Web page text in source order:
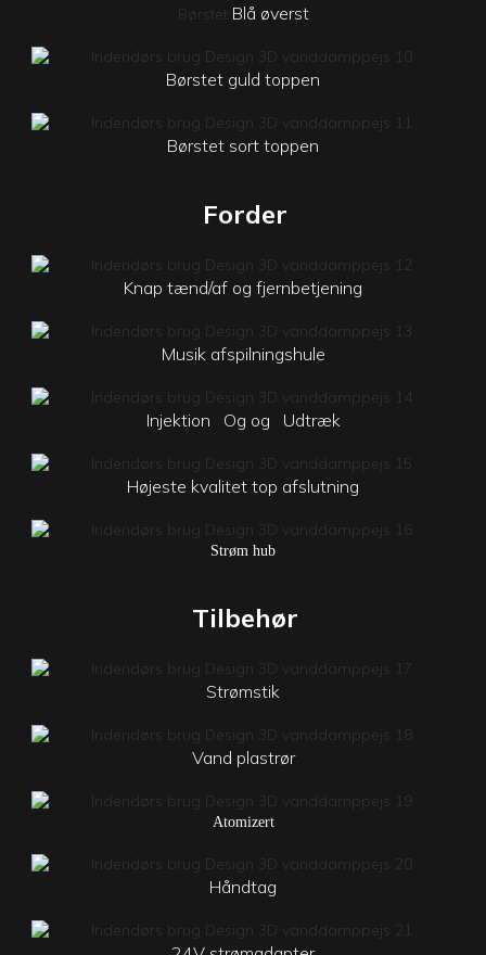
Børstet Blå øverst
Børstet guld toppen
Børstet sort toppen
Forder
Knap tænd/af og fjernbetjening
Musik afspilningshule
Injektion Og og Udtræk
Højeste kvalitet top afslutning
Strøm hub
Tilbehør
Strømstik
Vand plastrør
Atomizert
Håndtag